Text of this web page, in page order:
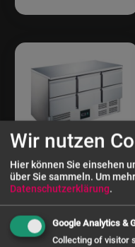
Wir nutzen
Hier können Sie einsehen
über Sie sammeln. Um
Datenschutzerklärung.
Google Analytics &
Collecting of visitor